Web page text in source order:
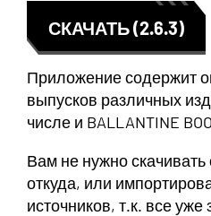
СКАЧАТЬ (2.6.3)
Приложение содержит
выпусков различных
числе и BALLANTINE
Вам не нужно
откуда, или
источников, т.к. все уже